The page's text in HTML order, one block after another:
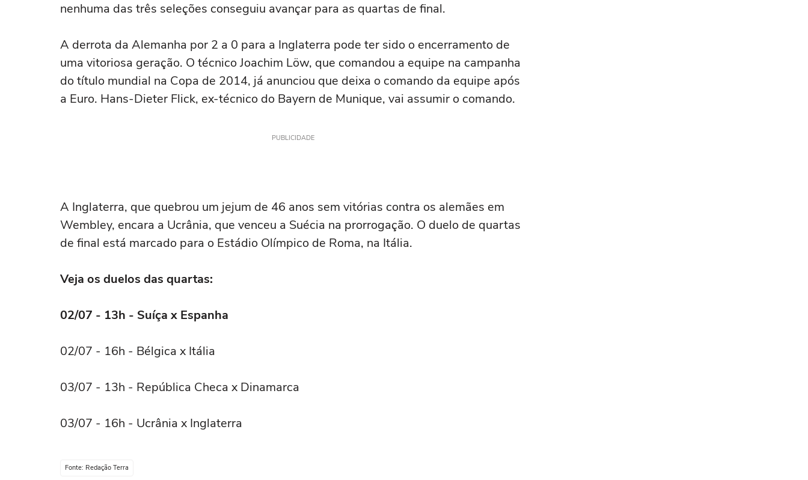
nenhuma das três seleções conseguiu avançar para as quartas de final.
A derrota da Alemanha por 2 a 0 para a Inglaterra pode ter sido o encerramento de
uma vitoriosa geração. O técnico Joachim Löw, que comandou a equipe na campanha
do título mundial na Copa de 2014, já anunciou que deixa o comando da equipe após
a Euro. Hans-Dieter Flick, ex-técnico do Bayern de Munique, vai assumir o comando.
PUBLICIDADE
A Inglaterra, que quebrou um jejum de 46 anos sem vitórias contra os alemães em
Wembley, encara a Ucrânia, que venceu a Suécia na prorrogação. O duelo de quartas
de final está marcado para o Estádio Olímpico de Roma, na Itália.
Veja os duelos das quartas:
02/07 - 13h - Suíça x Espanha
02/07 - 16h - Bélgica x Itália
03/07 - 13h - República Checa x Dinamarca
03/07 - 16h - Ucrânia x Inglaterra
Fonte: Redação Terra